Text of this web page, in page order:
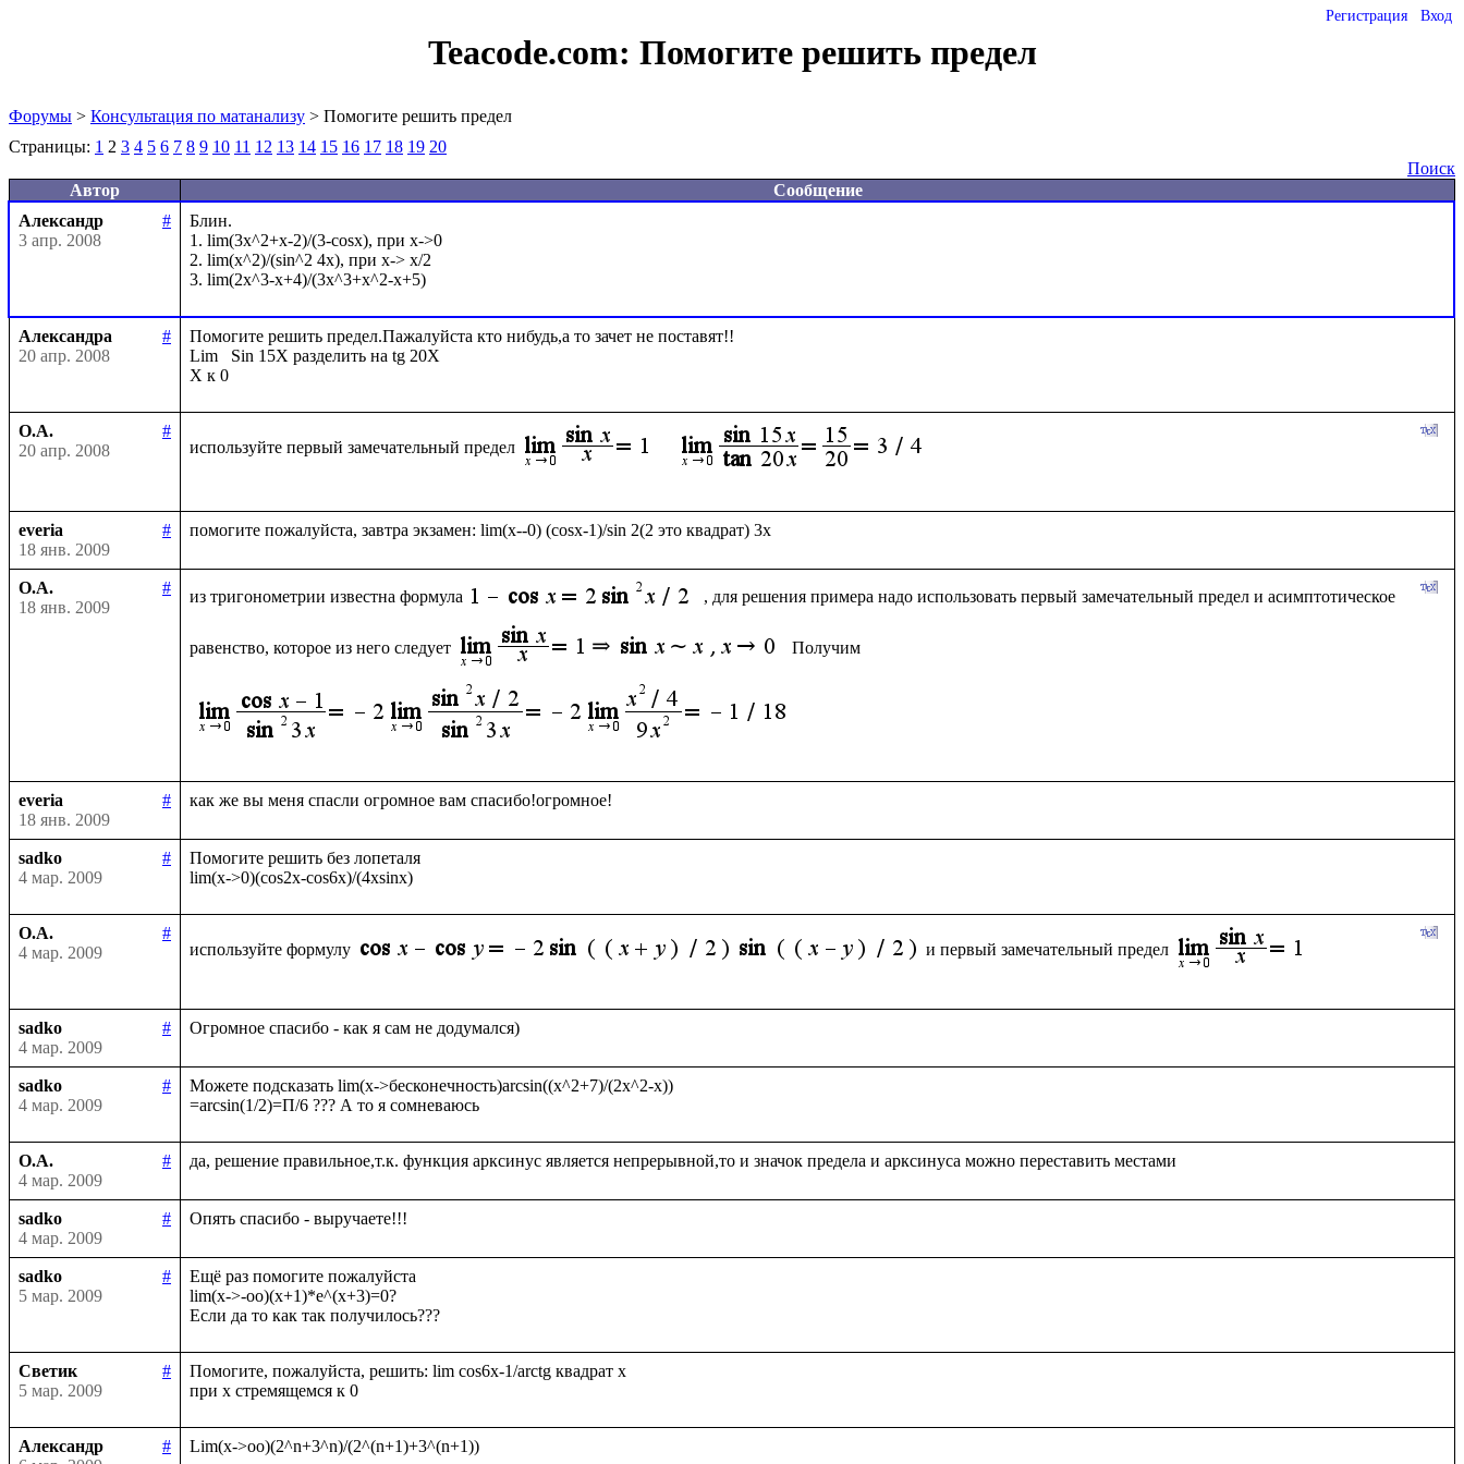
Регистрация Вход
Teacode.com: Помогите решить предел
Форумы > Консультация по матанализу > Помогите решить предел
Страницы: 1 2 3 4 5 6 7 8 9 10 11 12 13 14 15 16 17 18 19 20
Поиск
Автор
Сообщение
Александр
#
3 апр. 2008
Блин.
1. lim(3x^2+x-2)/(3-cosx), при x->0
2. lim(x^2)/(sin^2 4x), при x-> x/2
Александра
#
20 апр. 2008
Помогите решить предел.Пажалуйста кто нибудь,а то зачет не поставят!!
Lim   Sin 15X разделить на tg 20X
О.А.
#
20 апр. 2008
используйте первый замечательный предел
everia
#
18 янв. 2009
О.А.
#
18 янв. 2009
из тригонометрии известна формула , для решения примера надо использовать первый замечательный предел и асимптотическое
равенство, которое из него следует Получим
everia
#
18 янв. 2009
sadko
#
4 мар. 2009
Помогите решить без лопеталя
О.А.
#
4 мар. 2009
используйте формулу и первый замечательный предел
sadko
#
4 мар. 2009
sadko
#
4 мар. 2009
Можете подсказать lim(x->бесконечность)arcsin((x^2+7)/(2x^2-x))
О.А.
#
4 мар. 2009
sadko
#
4 мар. 2009
sadko
#
5 мар. 2009
Ещё раз помогите пожалуйста
lim(x->-oo)(x+1)*e^(x+3)=0?
Светик
#
5 мар. 2009
Помогите, пожалуйста, решить: lim cos6x-1/arctg квадрат x
Александр
#